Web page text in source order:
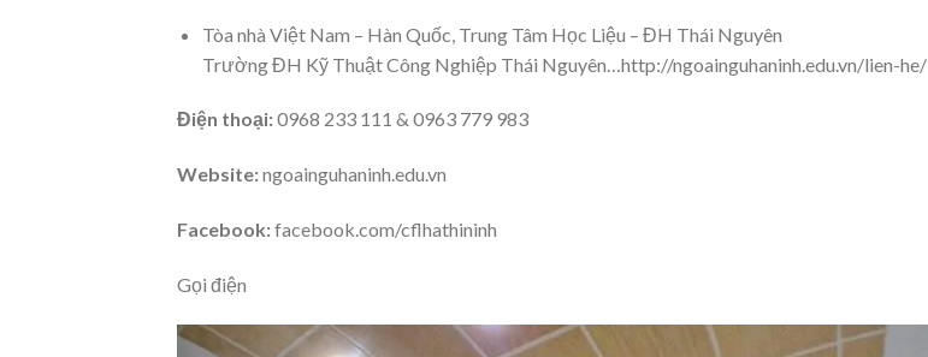
Tòa nhà Việt Nam – Hàn Quốc, Trung Tâm Học Liệu – ĐH Thái Nguyên
Trường ĐH Kỹ Thuật Công Nghiệp Thái Nguyên…http://ngoainguhaninh.edu.vn/lien-he/
Điện thoại:0968 233 111 & 0963 779 983
Website:ngoainguhaninh.edu.vn
Facebook:facebook.com/cflhathininh
Gọi điện